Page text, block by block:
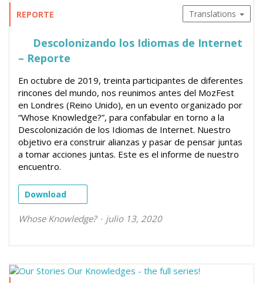
REPORTE Translations
Descolonizando los Idiomas de Internet
– Reporte
En octubre de 2019, treinta participantes de diferentes
rincones del mundo, nos reunimos antes del MozFest
en Londres (Reino Unido), en un evento organizado por
“Whose Knowledge?”, para confabular en torno a la
Descolonización de los Idiomas de Internet. Nuestro
objetivo era construir alianzas y pasar de pensar juntas
a tomar acciones juntas. Este es el informe de nuestro
encuentro.
Download
Whose Knowledge? julio 13, 2020